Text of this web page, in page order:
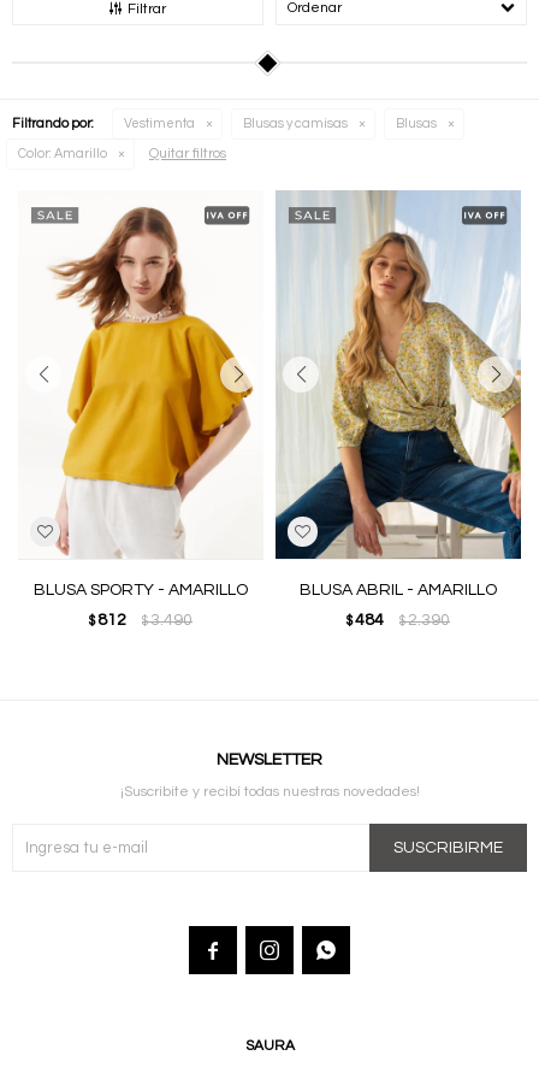
Filtrar Recomendados
Filtrando por: Vestimenta Blusas y camisas Blusas
Color: Amarillo Quitar filtros
BLUSA SPORTY - AMARILLO
$ 812 $3.490
BLUSA ABRIL - AMARILLO
$484 $2.390
SAURA
NEWSLETTER
¡Suscribite y recibí todas nuestras novedades!
SUSCRIBIRME
  